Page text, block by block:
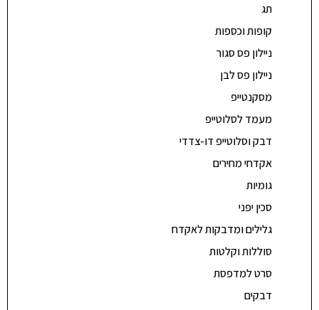
תג
קופות וכספות
ניילון פס סגור
ניילון פס לבן
מסקנטייפ
מעמד לסלוטייפ
דבק וסלוטייפ דו-צדדי
אקדחי מחירים
גומיות
סכין יפני
גלילים ומדבקות לאקדח
סוללות וקלטות
סרט למדפסת
דבקים